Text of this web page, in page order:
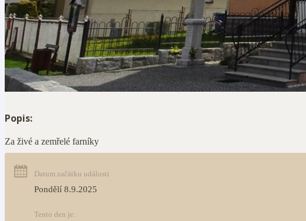
Popis:
Za živé a zemřelé farníky
Datum začátku události
Pondělí 8.9.2025
Tento den je: